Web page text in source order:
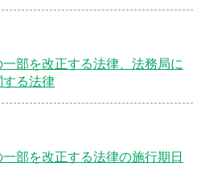
部を改正する法律、法務局に
する法律
部を改正する法律の施行期日